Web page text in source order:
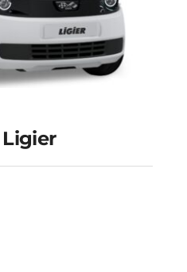
– Ligier
Ligier